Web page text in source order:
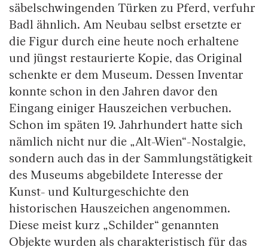
säbelschwingenden Türken zu Pferd, verfuhr
Badl ähnlich. Am Neubau selbst ersetzte er
die Figur durch eine heute noch erhaltene
und jüngst restaurierte Kopie, das Original
schenkte er dem Museum. Dessen Inventar
konnte schon in den Jahren davor den
Eingang einiger Hauszeichen verbuchen.
Schon im späten 19. Jahrhundert hatte sich
nämlich nicht nur die „Alt-Wien“-Nostalgie,
sondern auch das in der Sammlungstätigkeit
des Museums abgebildete Interesse der
Kunst- und Kulturgeschichte den
historischen Hauszeichen angenommen.
Diese meist kurz „Schilder“ genannten
Objekte wurden als charakteristisch für das